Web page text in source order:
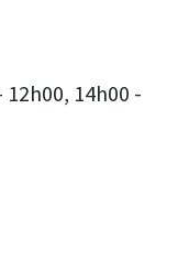
12h00, 14h00 -